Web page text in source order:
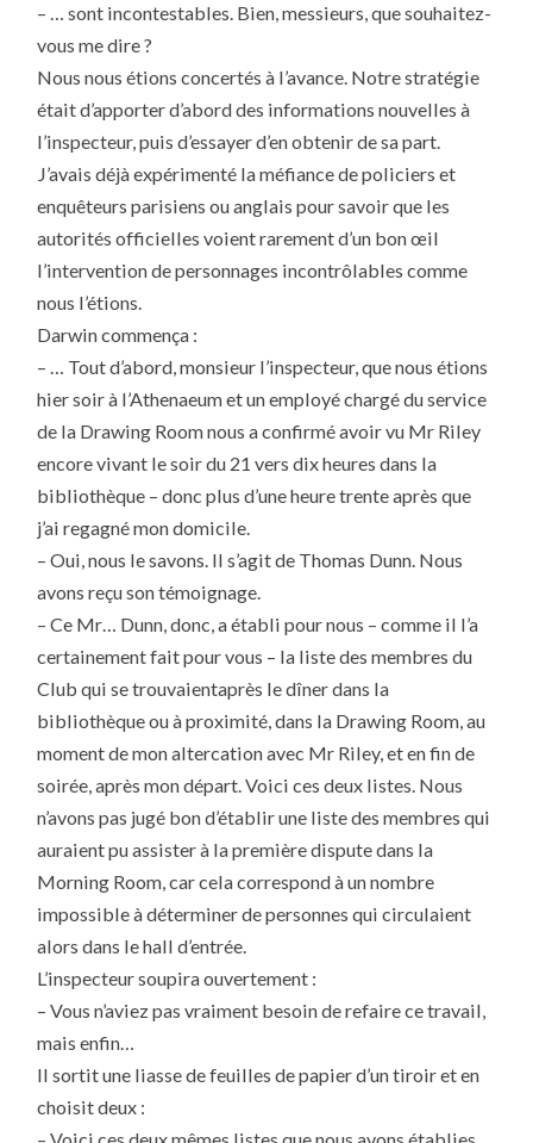
– … sont incontestables. Bien, messieurs, que souhaitez-
vous me dire ?
Nous nous étions concertés à l’avance. Notre stratégie
était d’apporter d’abord des informations nouvelles à
l’inspecteur, puis d’essayer d’en obtenir de sa part.
J’avais déjà expérimenté la méfiance de policiers et
enquêteurs parisiens ou anglais pour savoir que les
autorités officielles voient rarement d’un bon œil
l’intervention de personnages incontrôlables comme
nous l’étions.
Darwin commença :
– … Tout d’abord, monsieur l’inspecteur, que nous étions
hier soir à l’Athenaeum et un employé chargé du service
de la Drawing Room nous a confirmé avoir vu Mr Riley
encore vivant le soir du 21 vers dix heures dans la
bibliothèque – donc plus d’une heure trente après que
j’ai regagné mon domicile.
– Oui, nous le savons. Il s’agit de Thomas Dunn. Nous
avons reçu son témoignage.
– Ce Mr… Dunn, donc, a établi pour nous – comme il l’a
certainement fait pour vous – la liste des membres du
Club qui se trouvaientaprès le dîner dans la
bibliothèque ou à proximité, dans la Drawing Room, au
moment de mon altercation avec Mr Riley, et en fin de
soirée, après mon départ. Voici ces deux listes. Nous
n’avons pas jugé bon d’établir une liste des membres qui
auraient pu assister à la première dispute dans la
Morning Room, car cela correspond à un nombre
impossible à déterminer de personnes qui circulaient
alors dans le hall d’entrée.
L’inspecteur soupira ouvertement :
– Vous n’aviez pas vraiment besoin de refaire ce travail,
mais enfin…
Il sortit une liasse de feuilles de papier d’un tiroir et en
choisit deux :